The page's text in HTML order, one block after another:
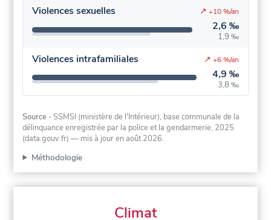
Violences sexuelles
2,6 ‰
1,9 ‰
↗ +10 %/an
Violences intrafamiliales
4,9 ‰
3,8 ‰
↗ +6 %/an
Source - SSMSI (ministère de l'Intérieur), base communale de la
délinquance enregistrée par la police et la gendarmerie, 2025
(data.gouv.fr) — mis à jour en août 2026.
Méthodologie
Climat